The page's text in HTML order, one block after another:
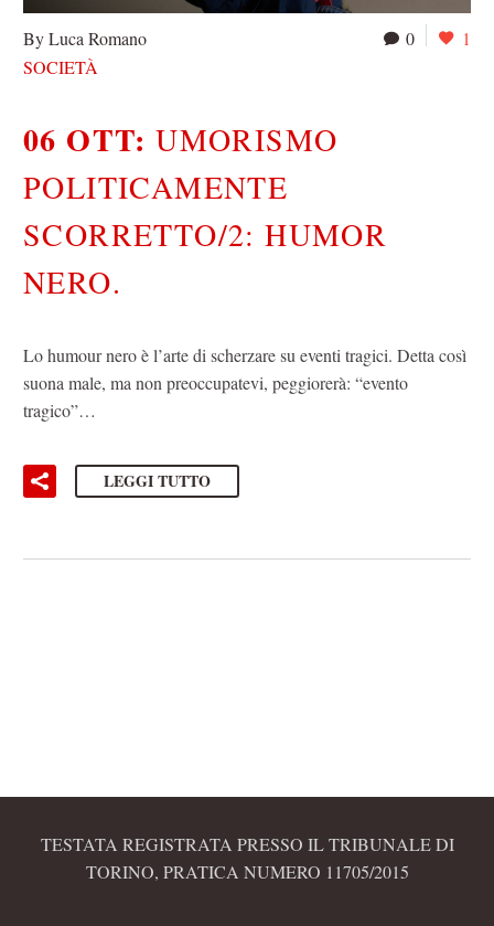
0 1
By Luca Romano
SOCIETÀ
06 OTT:UMORISMO
POLITICAMENTE
SCORRETTO/2: HUMOR
NERO.
Lo humour nero è l’arte di scherzare su eventi tragici. Detta così
suona male, ma non preoccupatevi, peggiorerà: “evento
tragico”…
LEGGI TUTTO
TESTATA REGISTRATA PRESSO IL TRIBUNALE DI
TORINO, PRATICA NUMERO 11705/2015